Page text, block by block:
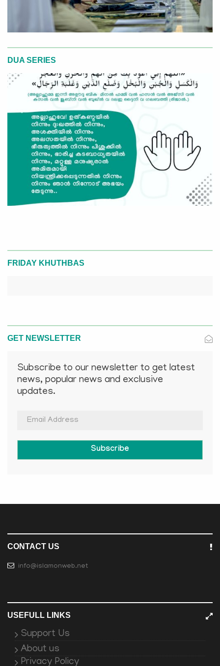
DUA SERIES
FRIDAY KHUTHBAS
GET NEWSLETTER
Subscribe to our newsletter to get latest
news, popular news and exclusive
updates.
Subscribe
CONTACT US
info@islamonweb.net
USEFULL LINKS
Support Us
About us
Privacy Policy